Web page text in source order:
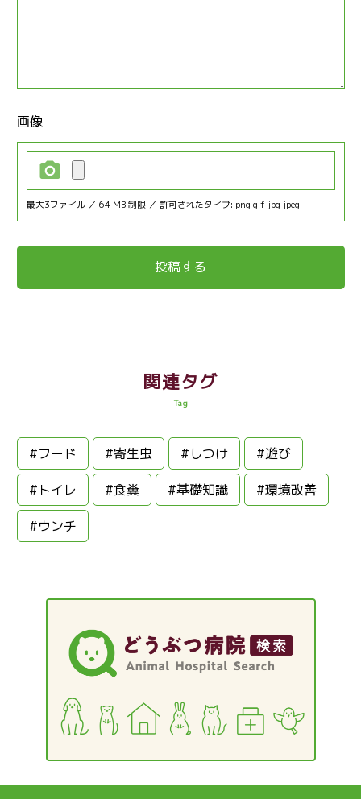
画像
最大3ファイル ／ 64 MB 制限 ／ 許可されたタイプ: png gif jpg jpeg
関連タグ
Tag
#フード #寄生虫 #しつけ #遊び
#トイレ #食糞 #基礎知識 #環境改善
#ウンチ